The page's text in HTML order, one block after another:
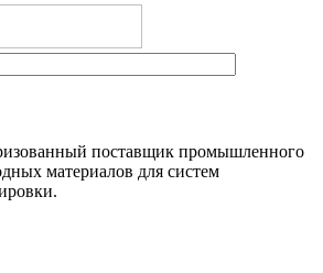
поставщик промышленного
материалов для систем